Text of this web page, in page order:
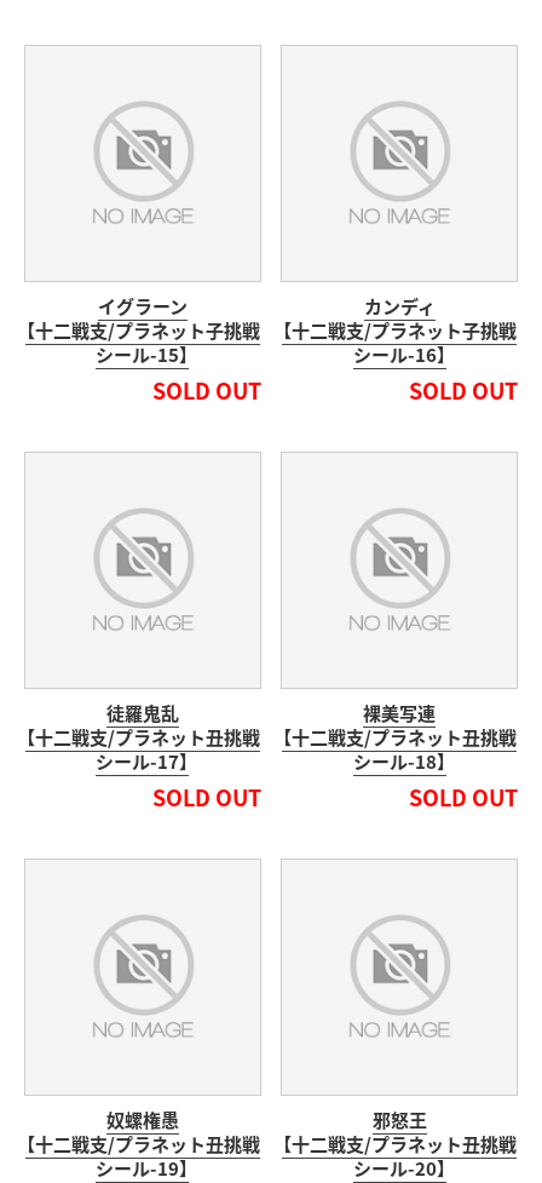
イグラーン
【十二戦支/プラネット子挑戦
シール-15】
SOLD OUT
カンディ
【十二戦支/プラネット子挑戦
シール-16】
SOLD OUT
徒羅鬼乱
【十二戦支/プラネット丑挑戦
シール-17】
SOLD OUT
裸美写連
【十二戦支/プラネット丑挑戦
シール-18】
SOLD OUT
奴螺権愚
【十二戦支/プラネット丑挑戦
シール-19】
邪怒王
【十二戦支/プラネット丑挑戦
シール-20】